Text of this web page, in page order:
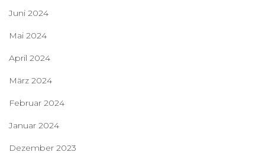
Juni 2024
Mai 2024
April 2024
März 2024
Februar 2024
Januar 2024
Dezember 2023